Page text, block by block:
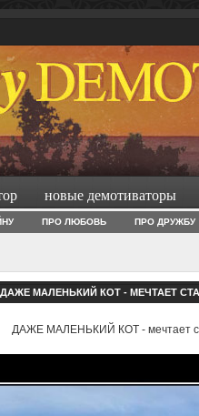
новые демотиваторы
ПРО ЛЮБОВЬ ПРО ДРУЖБУ
ДАЖЕ МАЛЕНЬКИЙ КОТ - МЕЧТАЕТ
ДАЖЕ МАЛЕНЬКИЙ КОТ - мечтает